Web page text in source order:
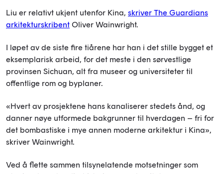
Liu er relativt ukjent utenfor Kina, skriver The Guardians
arkitekturskribent Oliver Wainwright.
I løpet av de siste fire tiårene har han i det stille bygget et
eksemplarisk arbeid, for det meste i den sørvestlige
provinsen Sichuan, alt fra museer og universiteter til
offentlige rom og byplaner.
«Hvert av prosjektene hans kanaliserer stedets ånd, og
danner nøye utformede bakgrunner til hverdagen – fri for
det bombastiske i mye annen moderne arkitektur i Kina»,
skriver Wainwright.
Ved å flette sammen tilsynelatende motsetninger som